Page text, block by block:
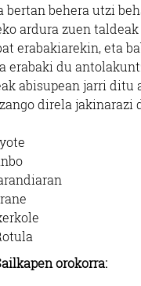
behera utzi
ardura zuen
erabakiarekin, eta
erabaki du
abisupean jarri
direla jakinarazi
orokorra: